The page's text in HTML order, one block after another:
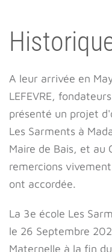
A leur arrivée en
LEFEVRE,
présenté un projet
Les Sarments à
Maire de Bais, et au
remercions
ont accordée.
La 3e école Les
le 26 Septembre
Maternelle à la fin